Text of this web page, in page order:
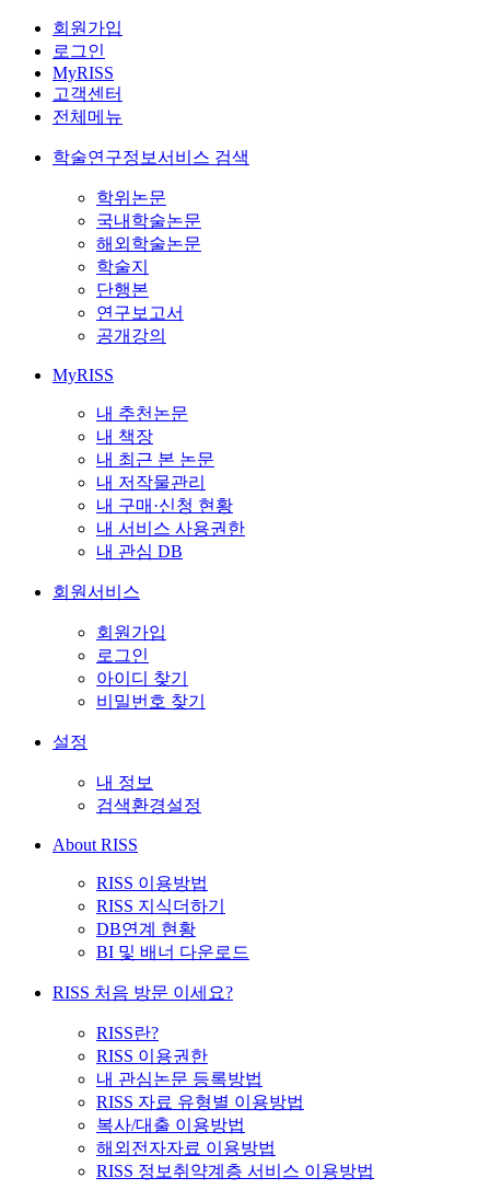
회원가입
로그인
MyRISS
고객센터
전체메뉴
학술연구정보서비스 검색
학위논문
국내학술논문
해외학술논문
학술지
단행본
연구보고서
공개강의
MyRISS
내 추천논문
내 책장
내 최근 본 논문
내 저작물관리
내 구매·신청 현황
내 서비스 사용권한
내 관심 DB
회원서비스
회원가입
로그인
아이디 찾기
비밀번호 찾기
설정
내 정보
검색환경설정
About RISS
RISS 이용방법
RISS 지식더하기
DB연계 현황
BI 및 배너 다운로드
RISS 처음 방문 이세요?
RISS란?
RISS 이용권한
내 관심논문 등록방법
RISS 자료 유형별 이용방법
복사/대출 이용방법
해외전자자료 이용방법
RISS 정보취약계층 서비스 이용방법